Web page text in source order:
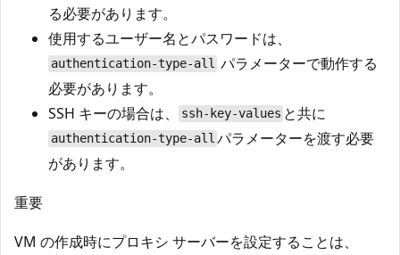
る必要があります。
使用するユーザー名とパスワードは、
authentication-type-all パラメーターで動作する
必要があります。
SSH キーの場合は、
ssh-key-values と共に
authentication-type-all パラメーターを渡す必要
があります。
重要
VM の作成時にプロキシ サーバーを設定することは、